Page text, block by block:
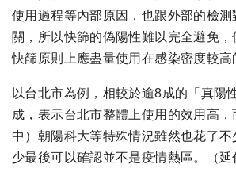
使用過程等內部原因，也跟外部的檢
關，所以快篩的偽陽性難以完全避免，
快篩原則上應盡量使用在感染密度較高
以台北市為例，相較於逾8成的「真陽
成，表示台北市整體上使用的效用高，
中）朝陽科大等特殊情況雖然也花了不
少最後可以確認並不是疫情熱區。（延